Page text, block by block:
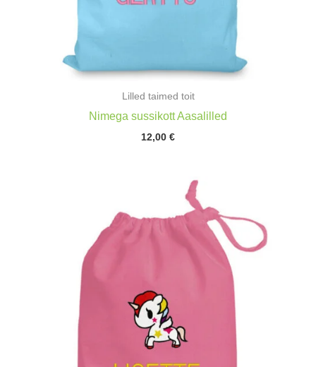
Lilled taimed toit
Nimega sussikott Aasalilled
12,00 €